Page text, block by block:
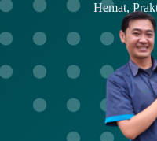
Hemat,